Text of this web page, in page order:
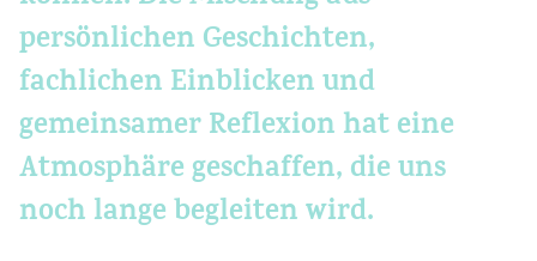
persönlichen Geschichten,
fachlichen Einblicken und
gemeinsamer Reflexion hat eine
Atmosphäre geschaffen, die uns
noch lange begleiten wird.